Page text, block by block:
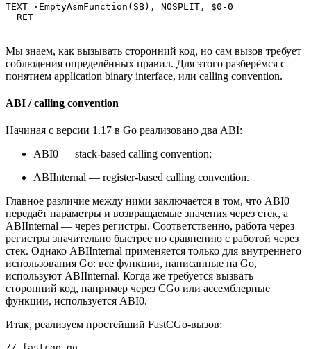
TEXT ·EmptyAsmFunction(SB), NOSPLIT, $0-0
  RET
Мы знаем, как вызывать сторонний код, но сам вызов требует
соблюдения определённых правил. Для этого разберёмся с
понятием application binary interface, или calling convention.
ABI / calling convention
Начиная с версии 1.17 в Go реализовано два ABI:
ABI0 — stack-based calling convention;
ABIInternal — register-based calling convention.
Главное различие между ними заключается в том, что ABI0
передаёт параметры и возвращаемые значения через стек, а
ABIInternal — через регистры. Соответственно, работа через
регистры значительно быстрее по сравнению с работой через
стек. Однако ABIInternal применяется только для внутреннего
использования Go: все функции, написанные на Go,
используют ABIInternal. Когда же требуется вызвать
сторонний код, например через CGo или ассемблерные
функции, используется ABI0.
Итак, реализуем простейший FastCGo-вызов: